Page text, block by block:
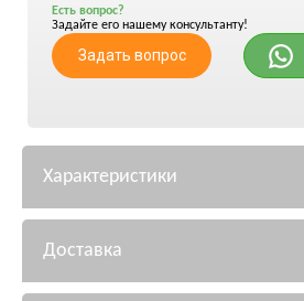
Есть вопрос?
Задайте его нашему консультанту!
Задать вопрос
Характеристики
Доставка